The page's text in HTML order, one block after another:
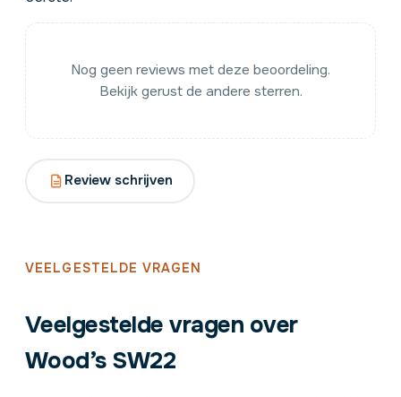
Nog geen reviews met deze beoordeling.
Bekijk gerust de andere sterren.
Review schrijven
VEELGESTELDE VRAGEN
Veelgestelde vragen over
Wood’s SW22